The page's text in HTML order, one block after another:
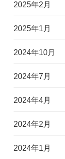
2025年2月
2025年1月
2024年10月
2024年7月
2024年4月
2024年2月
2024年1月